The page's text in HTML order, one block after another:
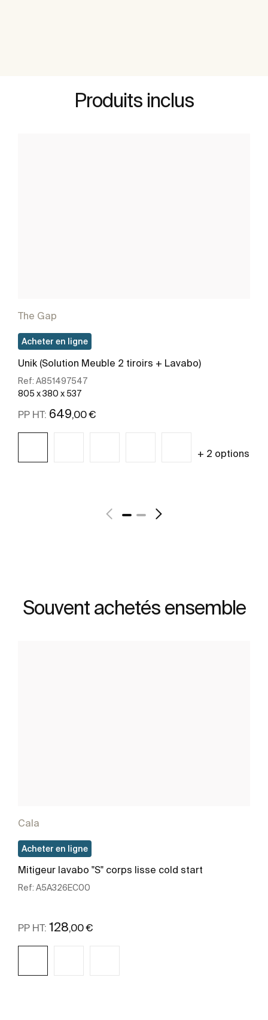
Produits inclus
The Gap
Acheter en ligne
Unik (Solution Meuble 2 tiroirs + Lavabo)
Ref: A851497547
805 x 380 x 537
PP HT: 649 ,00 €
+ 2 options
Souvent achetés ensemble
Cala
Acheter en ligne
Mitigeur lavabo "S" corps lisse cold start
Ref: A5A326EC00
PP HT: 128,00 €